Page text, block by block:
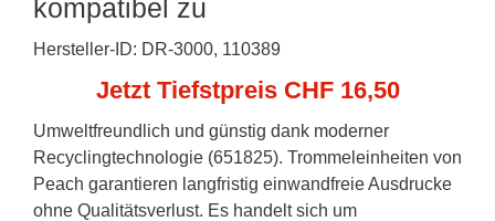
kompatibel zu
Hersteller-ID: DR-3000, 110389
Jetzt Tiefstpreis CHF 16,50
Umweltfreundlich und günstig dank moderner
Recyclingtechnologie (651825). Trommeleinheiten von
Peach garantieren langfristig einwandfreie Ausdrucke
ohne Qualitätsverlust. Es handelt sich um